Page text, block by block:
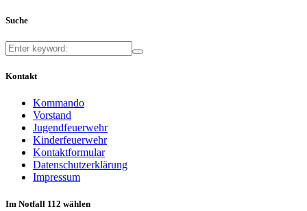
Suche
Kontakt
Kommando
Vorstand
Jugendfeuerwehr
Kinderfeuerwehr
Kontaktformular
Datenschutzerklärung
Impressum
Im Notfall 112 wählen